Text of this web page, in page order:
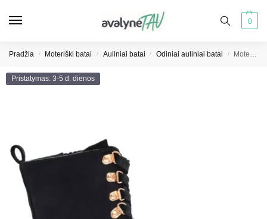
0
Pradžia / Moteriški batai / Auliniai batai / Odiniai auliniai batai / Moteriški platforminiai batai juodi Potocki
Pristatymas: 3-5 d. dienos